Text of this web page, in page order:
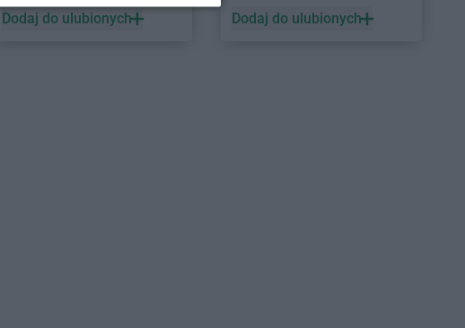
Dodaj do ulubionych
Dodaj do ulubionych